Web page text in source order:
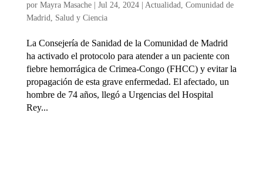
por Mayra Masache| Jul 24, 2024| Actualidad, Comunidad de
Madrid, Salud y Ciencia
La Consejería de Sanidad de la Comunidad de Madrid
ha activado el protocolo para atender a un paciente con
fiebre hemorrágica de Crimea-Congo (FHCC) y evitar la
propagación de esta grave enfermedad. El afectado, un
hombre de 74 años, llegó a Urgencias del Hospital
Rey...